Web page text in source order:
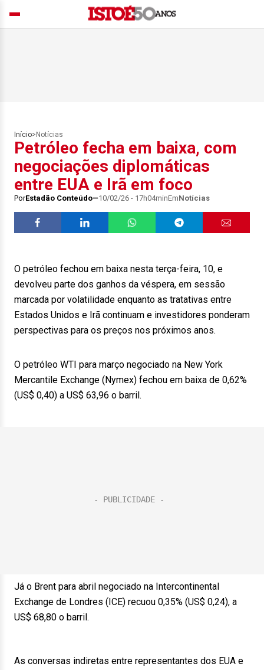
Início> Notícias
Petróleo fecha em baixa, com
negociações diplomáticas
entre EUA e Irã em foco
PorEstadão Conteúdo 10/02/26 - 17h04minEmNotícias
O petróleo fechou em baixa nesta terça-feira, 10, e
devolveu parte dos ganhos da véspera, em sessão
marcada por volatilidade enquanto as tratativas entre
Estados Unidos e Irã continuam e investidores ponderam
perspectivas para os preços nos próximos anos.
O petróleo WTI para março negociado na New York
Mercantile Exchange (Nymex) fechou em baixa de 0,62%
(US$ 0,40) a US$ 63,96 o barril.
Já o Brent para abril negociado na Intercontinental
Exchange de Londres (ICE) recuou 0,35% (US$ 0,24), a
US$ 68,80 o barril.
As conversas indiretas entre representantes dos EUA e